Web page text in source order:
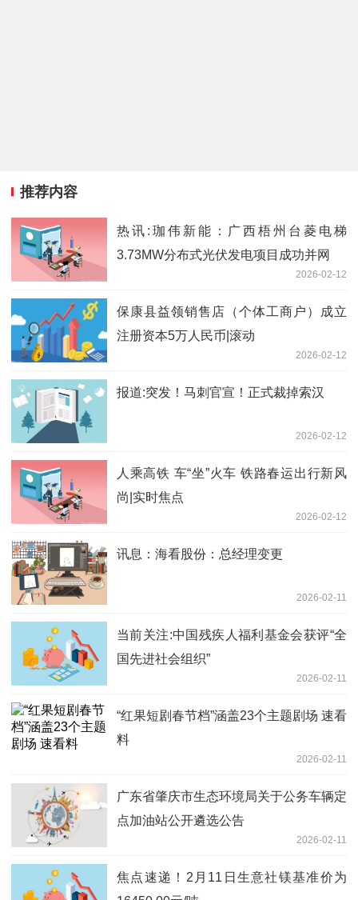
推荐内容
热讯:珈伟新能：广西梧州台菱电梯
3.73MW分布式光伏发电项目成功并网
2026-02-12
保康县益领销售店（个体工商户）成立
注册资本5万人民币|滚动
2026-02-12
报道:突发！马刺官宣！正式裁掉索汉
2026-02-12
人乘高铁 车“坐”火车 铁路春运出行新风
尚|实时焦点
2026-02-12
讯息：海看股份：总经理变更
2026-02-11
当前关注:中国残疾人福利基金会获评“全
国先进社会组织”
2026-02-11
​“红果短剧春节档”涵盖23个主题剧场 速看
料
2026-02-11
广东省肇庆市生态环境局关于公务车辆定
点加油站公开遴选公告
2026-02-11
焦点速递！2月11日生意社镁基准价为